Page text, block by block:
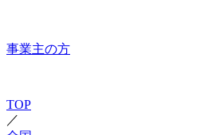
事業主の方
TOP
／